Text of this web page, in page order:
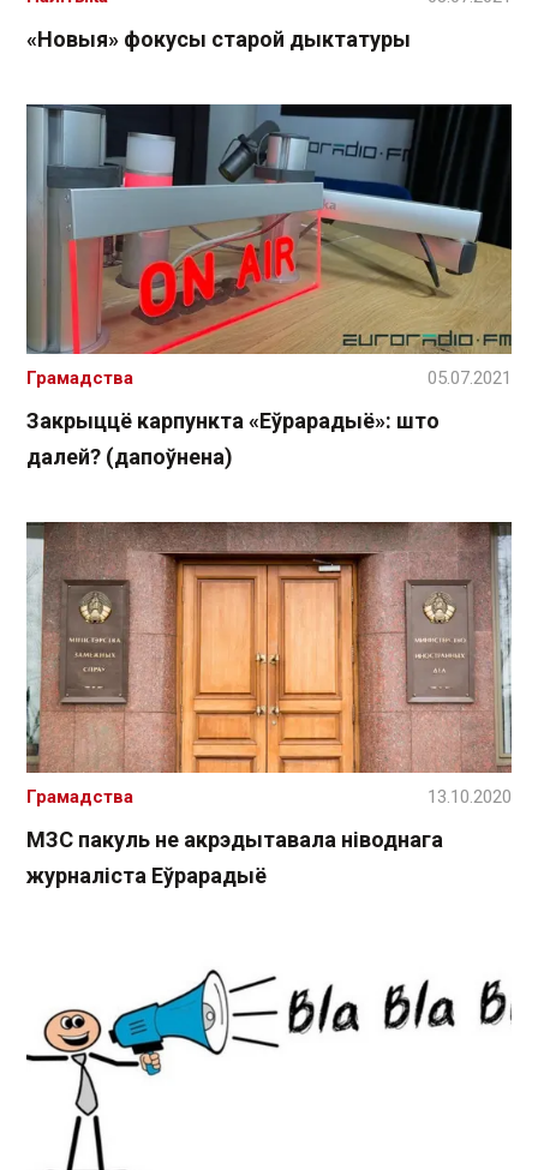
«Новыя» фокусы старой дыктатуры
Закрыццё карпункта «Еўрарадыё»: што
далей? (дапоўнена)
Грамадства 05.07.2021
МЗС пакуль не акрэдытавала ніводнага
журналіста Еўрарадыё
Грамадства 13.10.2020